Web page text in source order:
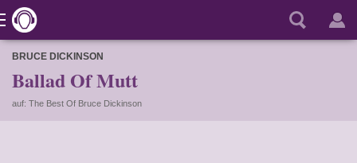
BRUCE DICKINSON
Ballad Of Mutt
auf: The Best Of Bruce Dickinson